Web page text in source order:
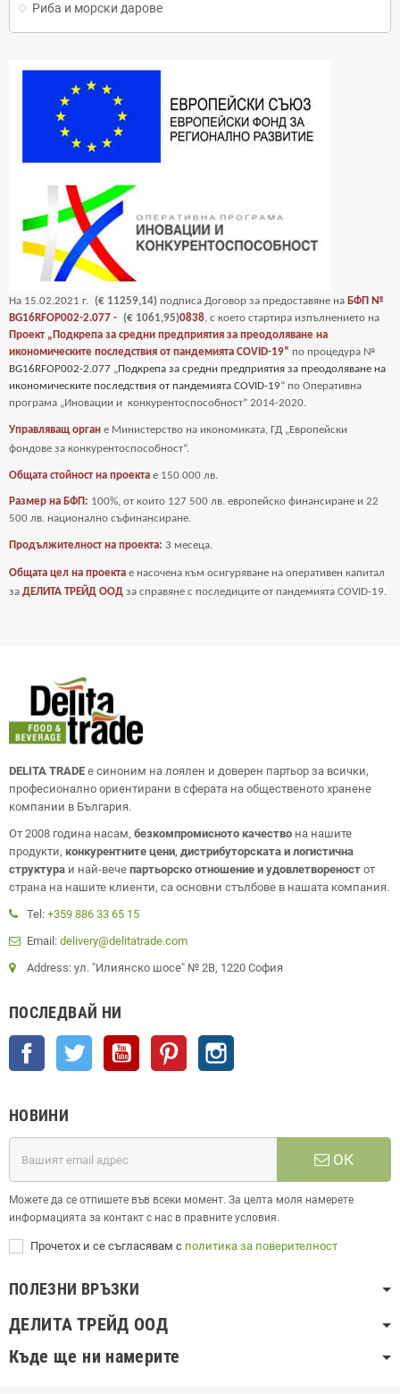
Риба и морски дарове
На 15.02.2021 г. (€ 11259,14) подписа Договор за предоставяне на БФП №
BG16RFOP002-2.077 - (€ 1061,95)0838, с което стартира изпълнението на
Проект „Подкрепа за средни предприятия за преодоляване на
икономическите последствия от пандемията COVID-19“ по процедура №
BG16RFOP002-2.077 „Подкрепа за средни предприятия за преодоляване на
икономическите последствия от пандемията COVID-19“ по Оперативна
програма „Иновации и конкурентоспособност” 2014-2020.
Управляващ орган е Министерство на икономиката, ГД „Европейски
фондове за конкурентоспособност“.
Общата стойност на проекта е 150 000 лв.
Размер на БФП: 100%, от които 127 500 лв. европейско финансиране и 22
500 лв. национално съфинансиране.
Продължителност на проекта: 3 месеца.
Общата цел на проекта е насочена към осигуряване на оперативен капитал
за ДЕЛИТА ТРЕЙД ООД за справяне с последиците от пандемията COVID-19.
DELITA TRADE е синоним на лоялен и доверен партьор за всички,
професионално ориентирани в сферата на общественото хранене
компании в България.
От 2008 година насам, безкомпромисното качество на нашите
продукти, конкурентните цени, дистрибуторската и логистична
структура и най-вече партьорско отношение и удовлетвореност от
страна на нашите клиенти, са основни стълбове в нашата компания.
Tel: +359 886 33 65 15
Email: delivery@delitatrade.com
Address: ул. "Илиянско шосе" № 2В, 1220 София
ПОСЛЕДВАЙ НИ
Facebook Twitter YouTube Pinterest
НОВИНИ
ОК
Можете да се отпишете във всеки момент. За целта моля намерете
информацията за контакт с нас в правните условия.
Прочетох и се съгласявам с политика за поверителност
ПОЛЕЗНИ ВРЪЗКИ
ДЕЛИТА ТРЕЙД ООД
Къде ще ни намерите